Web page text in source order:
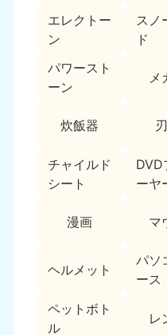
エレクトー
ン
スノ
ド
パワースト
ーン
メ
炊飯器
チャイルド
シート
DVD
ーヤ
漫画 マ
ヘルメット
パソ
ース
ペットボト
ル
レ
050-1881-5146
9:00〜19:00 年中無休
広島県
050-1881-5144
050-1881-5145
9:00〜19:00 年中無休
050-1880-9899
9:00〜19:00 年中無休
愛媛県
050-1880-9896